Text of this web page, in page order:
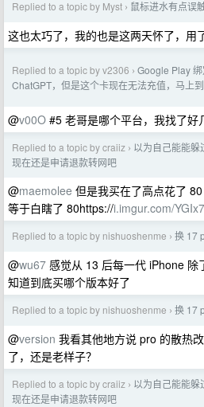
Replied to a topic by Myst › 鼠标进水有点误
这也太巧了，我的也是这两天怀了，用
Replied to a topic by v2306 › Google Play
ChatGPT，但是这个卡现在无法充值，马上
@v00O #5 老哥是哪个平台，我找了好
Replied to a topic by craiiz › 以为自己能能躲
现在还是申请退款转网吧
@maemolee 但是我买在了高点花了
等于白瞎了 80https://i.imgur.com/
Replied to a topic by nishuoshenme › 换 17
@wu67 感觉从 13 后每一代 iPhone
知道到底买哪个版本好了
Replied to a topic by nishuoshenme › 换 17
@version 我看其他地方说 pro 的散热
了，还是老样子？
Replied to a topic by craiiz › 以为自己能能躲
现在还是申请退款转网吧